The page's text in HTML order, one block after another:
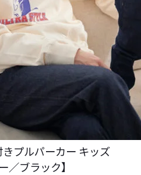
きプルパーカー キッズ
／ブラック】